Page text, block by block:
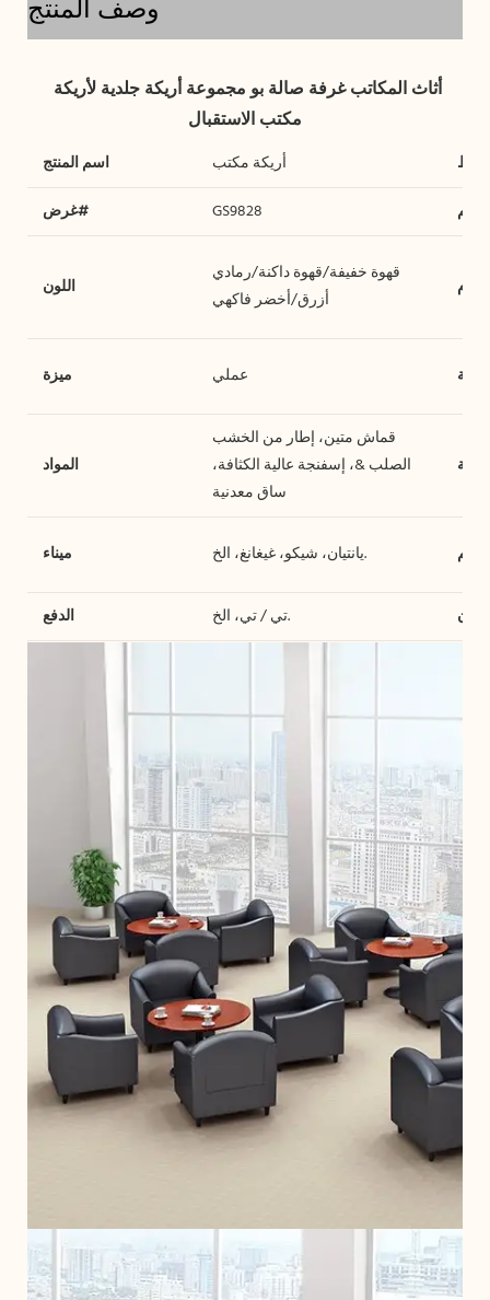
وصف المنتج
اسم المنتج أريكة مكتب
غرض#
GS9828
اللون
قهوة خفيفة/قهوة داكنة/رمادي
أزرق/أخضر فاكهي
ميزة عملي
المواد
قماش متين، إطار من الخشب
الصلب &، إسفنجة عالية الكثافة،
ساق معدنية
ميناء يانتيان، شيكو، غيغانغ، الخ.
الدفع تي / تي، الخ.